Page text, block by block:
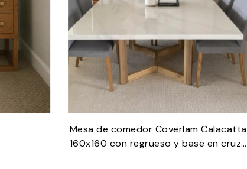
Mesa de comedor Coverlam Calacatta
160x160 con regrueso y base en cruz